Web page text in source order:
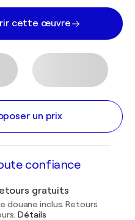
cette œuvre
un prix
confiance
gratuits
douane inclus. Retours
Détails